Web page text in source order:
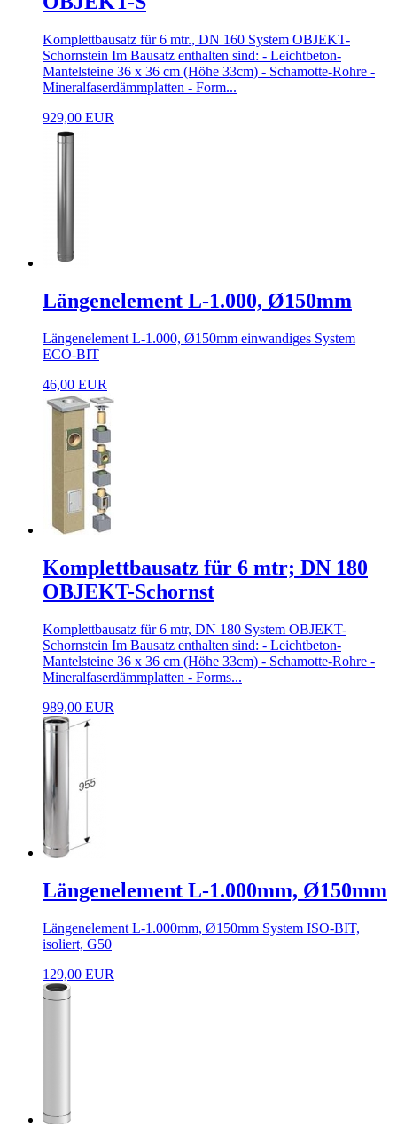
Komplettbausatz für 6 mtr., DN 160 System OBJEKT-
Schornstein Im Bausatz enthalten sind: - Leichtbeton-
Mantelsteine 36 x 36 cm (Höhe 33cm) - Schamotte-Rohre -
Mineralfaserdämmplatten - Form...
929,00 EUR
Längenelement L-1.000, Ø150mm
Längenelement L-1.000, Ø150mm einwandiges System
ECO-BIT
46,00 EUR
Komplettbausatz für 6 mtr; DN 180
OBJEKT-Schornst
Komplettbausatz für 6 mtr, DN 180 System OBJEKT-
Schornstein Im Bausatz enthalten sind: - Leichtbeton-
Mantelsteine 36 x 36 cm (Höhe 33cm) - Schamotte-Rohre -
Mineralfaserdämmplatten - Forms...
989,00 EUR
Längenelement L-1.000mm, Ø150mm
Längenelement L-1.000mm, Ø150mm System ISO-BIT,
isoliert, G50
129,00 EUR